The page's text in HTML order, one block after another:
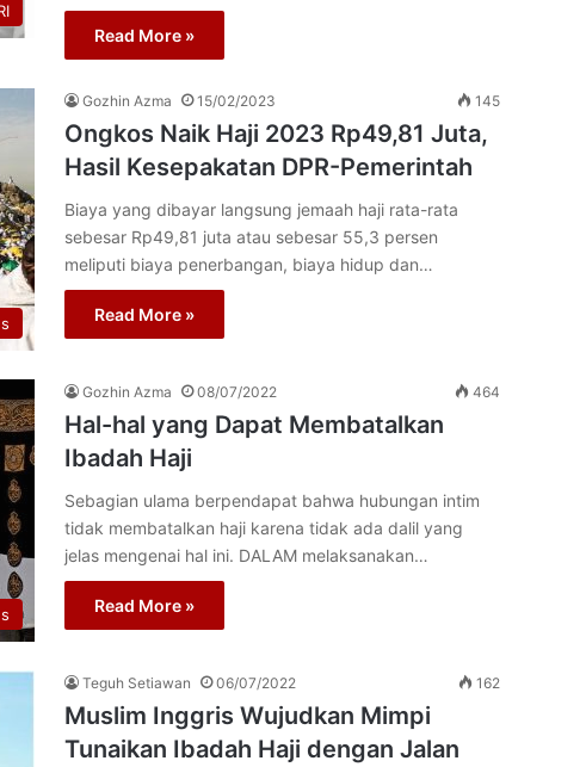
Read More »
Gozhin Azma 15/02/2023 145
Ongkos Naik Haji 2023 Rp49,81 Juta,
Hasil Kesepakatan DPR-Pemerintah
Biaya yang dibayar langsung jemaah haji rata-rata
sebesar Rp49,81 juta atau sebesar 55,3 persen
meliputi biaya penerbangan, biaya hidup dan…
Read More »
Gozhin Azma 08/07/2022 464
Hal-hal yang Dapat Membatalkan
Ibadah Haji
Sebagian ulama berpendapat bahwa hubungan intim
tidak membatalkan haji karena tidak ada dalil yang
jelas mengenai hal ini. DALAM melaksanakan…
Read More »
Teguh Setiawan 06/07/2022 162
Muslim Inggris Wujudkan Mimpi
Tunaikan Ibadah Haji dengan Jalan